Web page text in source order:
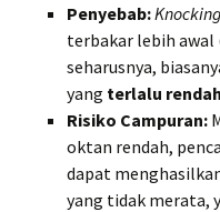
Penyebab:Knocking
terbakar lebih awal
seharusnya,
yang terlalu rendah
Risiko Campuran:
oktan rendah,
dapat
yang tidak merata,